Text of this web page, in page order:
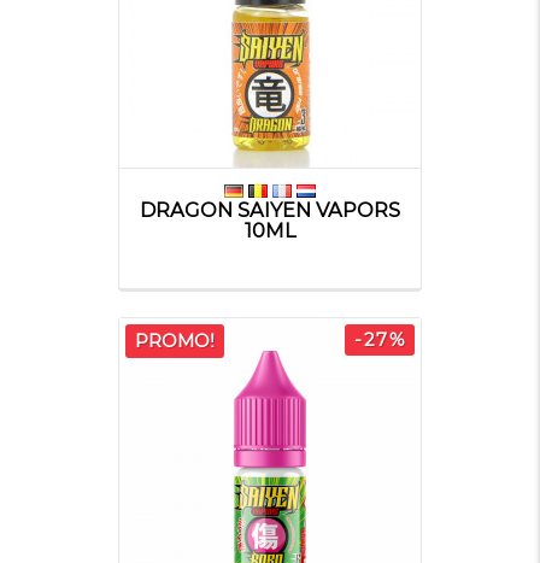
DRAGON SAIYEN VAPORS
10ML
PROMO! -27%